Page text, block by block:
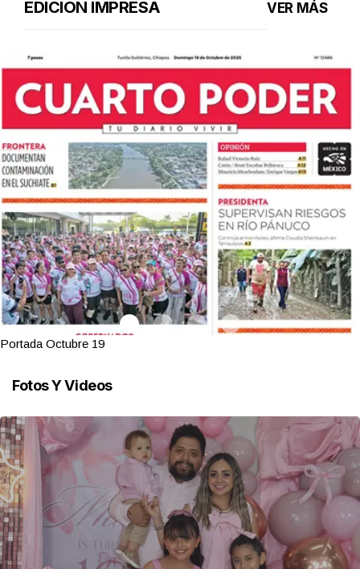
EDICIÓN IMPRESA VER MÁS
Portada Octubre 19
Fotos Y Videos